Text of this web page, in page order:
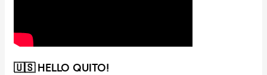
🇺🇸 HELLO QUITO!